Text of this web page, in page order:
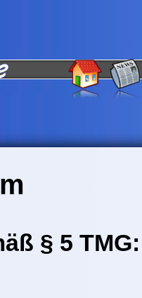
§ 5 TMG: